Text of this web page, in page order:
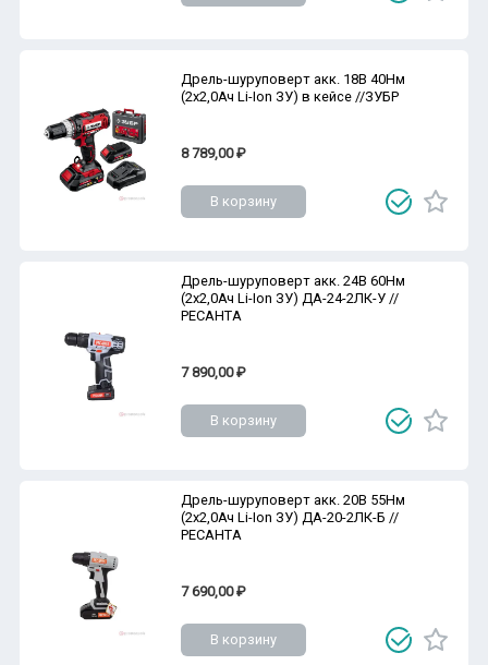
Дрель-шуруповерт акк. 18В 40Нм
(2х2,0Ач Li-Ion ЗУ) в кейсе //ЗУБР
8 789,00 ₽
В корзину
Дрель-шуруповерт акк. 24В 60Нм
(2х2,0Ач Li-Ion ЗУ) ДА-24-2ЛК-У //
РЕСАНТА
7 890,00 ₽
В корзину
Дрель-шуруповерт акк. 20В 55Нм
(2х2,0Ач Li-Ion ЗУ) ДА-20-2ЛК-Б //
РЕСАНТА
7 690,00 ₽
В корзину